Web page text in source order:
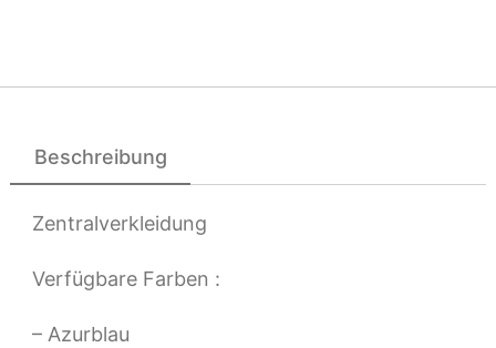
Beschreibung
Zentralverkleidung
Verfügbare Farben :
– Azurblau